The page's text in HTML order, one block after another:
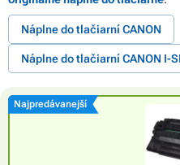
Náplne do tlačiarní CANON
Náplne do tlačiarní CANON I-
Najpredávanejší